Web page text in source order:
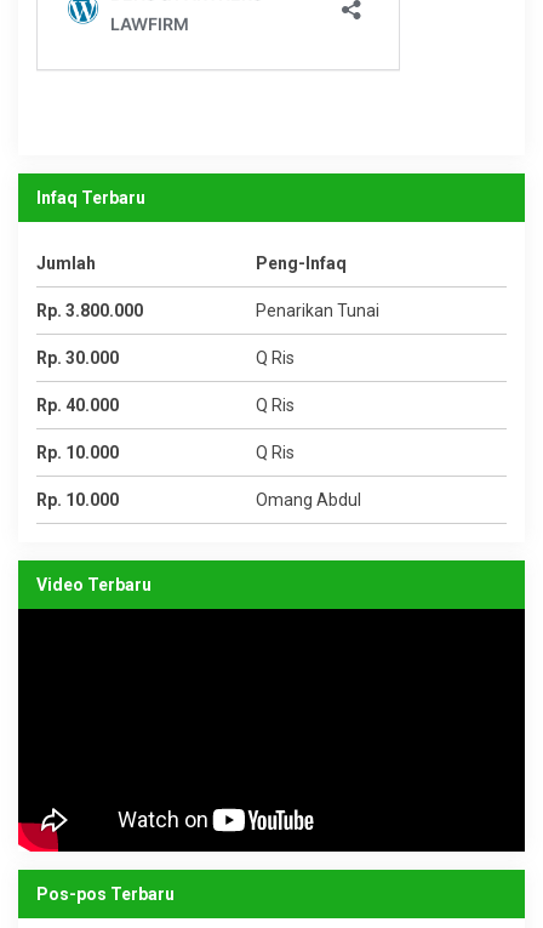
Infaq Terbaru
Jumlah Peng-Infaq
Rp. 3.800.000 Penarikan Tunai
Rp. 30.000 Q Ris
Rp. 40.000 Q Ris
Rp. 10.000 Q Ris
Rp. 10.000 Omang Abdul
Video Terbaru
Pos-pos Terbaru